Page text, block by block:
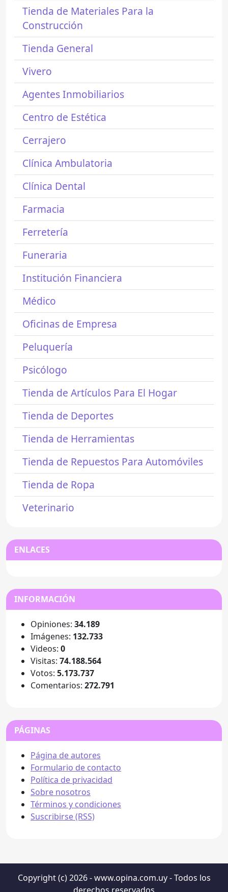
Tienda de Materiales Para la
Construcción
Tienda General
Vivero
Agentes Inmobiliarios
Centro de Estética
Cerrajero
Clínica Ambulatoria
Clínica Dental
Farmacia
Ferretería
Funeraria
Institución Financiera
Médico
Oficinas de Empresa
Peluquería
Psicólogo
Tienda de Artículos Para El Hogar
Tienda de Deportes
Tienda de Herramientas
Tienda de Repuestos Para Automóviles
Tienda de Ropa
Veterinario
ENLACES
INFORMACIÓN
Opiniones: 34.189
Imágenes: 132.733
Videos: 0
Visitas: 74.188.564
Votos: 5.173.737
Comentarios: 272.791
PÁGINAS
Página de autores
Formulario de contacto
Política de privacidad
Sobre nosotros
Términos y condiciones
Suscribirse (RSS)
Copyright (c) 2026 - www.opina.com.uy - Todos los